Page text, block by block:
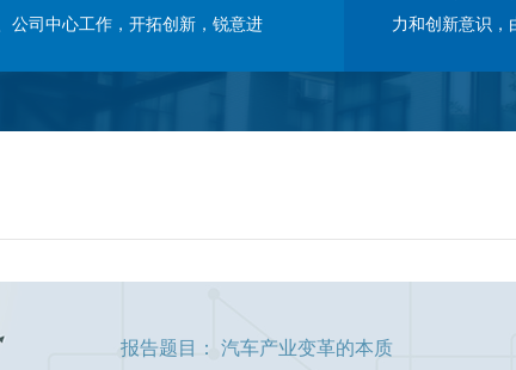
公司中心工作，开拓创新，锐意进
力和创新意识，
报告题目： 汽车产业变革的本质